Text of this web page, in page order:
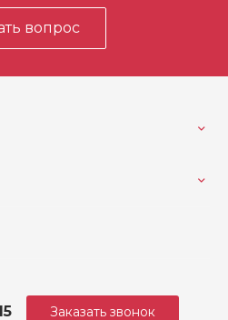
вопрос
Заказать звонок